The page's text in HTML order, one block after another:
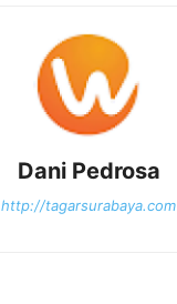
Dani Pedrosa
http://tagarsurabaya.com